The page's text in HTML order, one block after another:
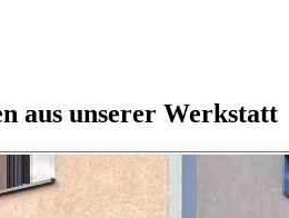
aus unserer Werkstatt